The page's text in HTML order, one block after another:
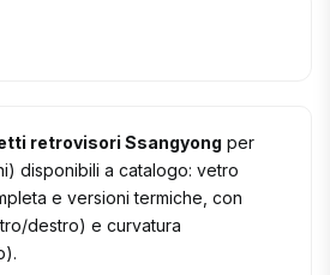
retrovisori Ssangyong per
disponibili a catalogo: vetro
e versioni termiche, con
destro) e curvatura